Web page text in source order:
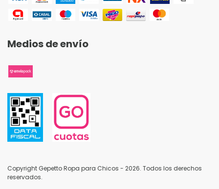
Medios de envío
Copyright Gepetto Ropa para Chicos - 2026. Todos los derechos
reservados.